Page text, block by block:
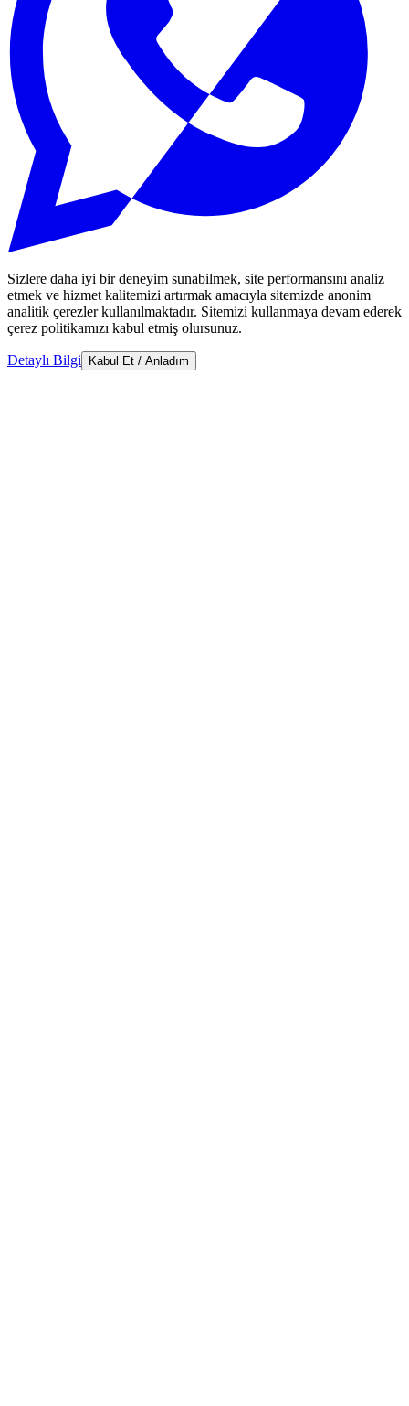
Sizlere daha iyi bir deneyim sunabilmek, site performansını analiz
etmek ve hizmet kalitemizi artırmak amacıyla sitemizde anonim
analitik çerezler kullanılmaktadır. Sitemizi kullanmaya devam ederek
çerez politikamızı kabul etmiş olursunuz.
Detaylı Bilgi Kabul Et / Anladım